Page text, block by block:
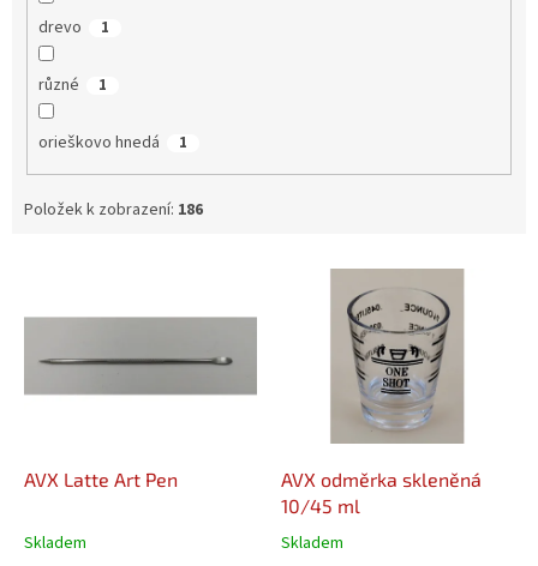
drevo 1
různé 1
orieškovo hnedá 1
Položek k zobrazení: 186
p
p
AVX Latte Art Pen
Skladem
AVX odměrka skleněná
10/45 ml
Skladem